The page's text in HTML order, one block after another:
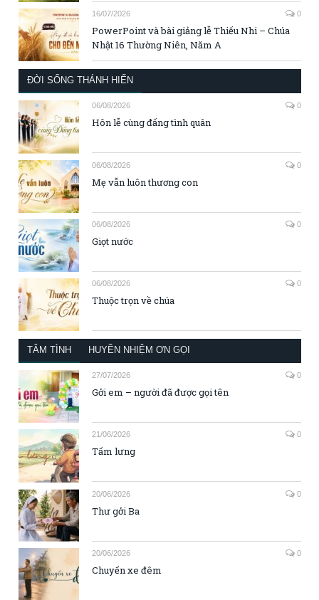
16/07/2026 0
PowerPoint và bài giảng lễ Thiếu Nhi – Chúa
Nhật 16 Thường Niên, Năm A
ĐỜI SỐNG THÁNH HIẾN
06/08/2026 0
Hôn lễ cùng đấng tình quân
06/08/2026 0
Mẹ vẫn luôn thương con
06/08/2026 0
Giọt nước
06/08/2026 0
Thuộc trọn về chúa
TÂM TÌNH HUYỀN NHIỆM ƠN GỌI
27/07/2026 0
Gởi em – người đã được gọi tên
21/06/2026 0
Tấm lưng
20/06/2026 0
Thư gởi Ba
20/06/2026 0
Chuyến xe đêm